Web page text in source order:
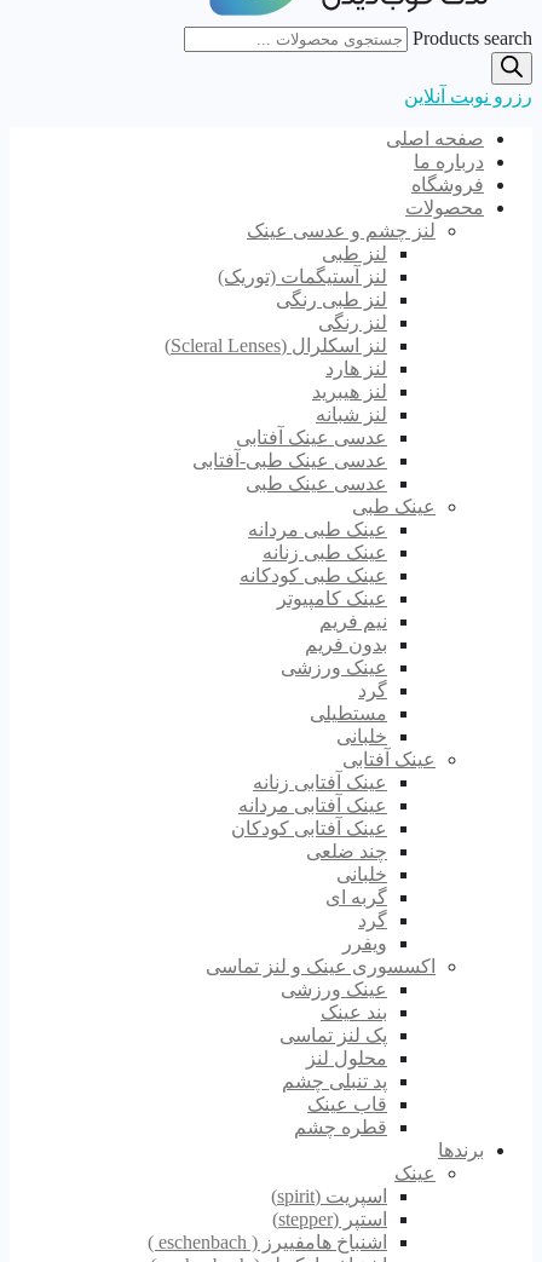
Products search
رزرو نوبت آنلاین
صفحه اصلی
درباره ما
فروشگاه
محصولات
لنز چشم و عدسی عینک
لنز طبی
لنز آستیگمات (توریک)
لنز طبی رنگی
لنز رنگی
لنز اسکلرال (Scleral Lenses)
لنز هارد
لنز هیبرید
لنز شبانه
عدسی عینک آفتابی
عدسی عینک طبی-آفتابی
عدسی عینک طبی
عینک طبی
عینک طبی مردانه
عینک طبی زنانه
عینک طبی کودکانه
عینک کامپیوتر
نیم فریم
بدون فریم
عینک ورزشی
گرد
مستطیلی
خلبانی
عینک آفتابی
عینک آفتابی زنانه
عینک آفتابی مردانه
عینک آفتابی کودکان
چند ضلعی
خلبانی
گربه ای
گرد
ویفرر
اکسسوری عینک و لنز تماسی
عینک ورزشی
بند عینک
پک لنز تماسی
محلول لنز
پد تنبلی چشم
قاب عینک
قطره چشم
برندها
عینک
اسپریت (spirit)
استپر (stepper)
اشنباخ هامفییرز ( eschenbach )